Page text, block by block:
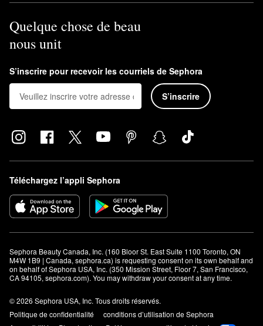
Quelque chose de beau
nous unit
S’inscrire pour recevoir les courriels de Sephora
S’inscrire
Téléchargez l’appli Sephora
Sephora Beauty Canada, Inc. (160 Bloor St. East Suite 1100 Toronto, ON
M4W 1B9 | Canada, sephora.ca) is requesting consent on its own behalf and
on behalf of Sephora USA, Inc. (350 Mission Street, Floor 7, San Francisco,
CA 94105, sephora.com). You may withdraw your consent at any time.
© 2026 Sephora USA, Inc. Tous droits réservés.
Politique de confidentialité
conditions d’utilisation de Sephora